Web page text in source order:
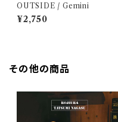
OUTSIDE / Gemini
¥2,750
その他の商品